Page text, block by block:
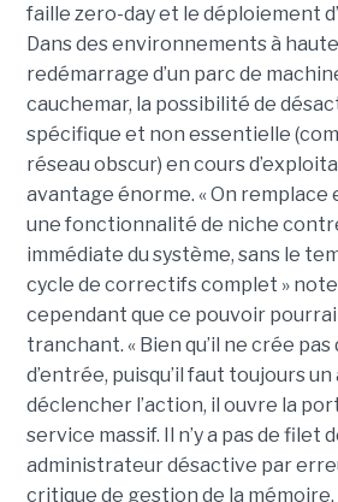
faille zero-day et le déploiement
Dans des environnements à
redémarrage d’un parc de
cauchemar, la possibilité de
spécifique et non essentielle
réseau obscur) en cours
avantage énorme. « On remplace
une fonctionnalité de niche
immédiate du système, sans le
cycle de correctifs complet »
cependant que ce pouvoir
tranchant. « Bien qu’il ne crée
d’entrée, puisqu’il faut toujours
déclencher l’action, il ouvre la
service massif. Il n’y a pas de filet
administrateur désactive par
critique de gestion de la